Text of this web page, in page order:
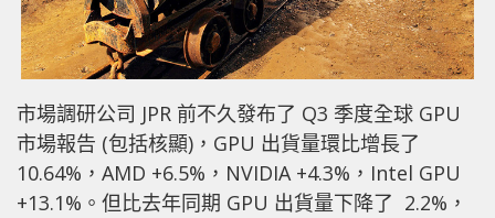
市場調研公司 JPR 前不久發布了 Q3 季度全球 GPU
市場報告 (包括核顯)，GPU 出貨量環比增長了
10.64%，AMD +6.5%，NVIDIA +4.3%，Intel GPU
+13.1%。但比去年同期 GPU 出貨量下降了 2.2%，